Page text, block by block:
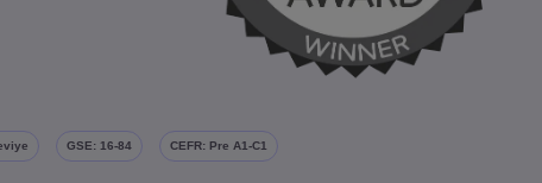
GSE: 16-84 CEFR: Pre A1-C1